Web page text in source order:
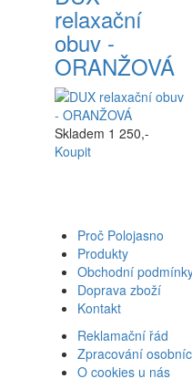
relaxační
obuv -
ORANŽOVÁ
Skladem 1 250,-
Koupit
Proč Polojasno
Produkty
Obchodní
Doprava zboží
Kontakt
Reklamační řád
Zpracování
O cookies u nás